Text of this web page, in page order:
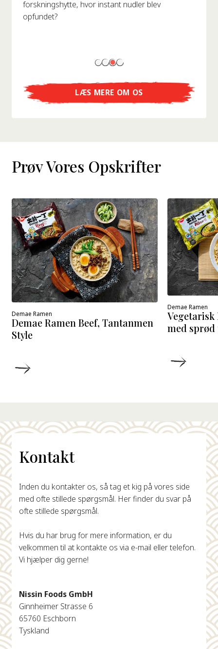
forskningshytte, hvor instant nudler blev
opfundet?
LÆS MERE OM OS
Prøv Vores Opskrifter
Demae Ramen
Demae Ramen Beef, Tantanmen
Style
Demae Ramen
Vegetarisk
med
Kontakt
Inden du kontakter os, så tag et kig på vores side
med ofte stillede spørgsmål. Her finder du svar på
ofte stillede spørgsmål.
Hvis du har brug for mere information, er du
velkommen til at kontakte os via e-mail eller telefon.
Vi hjælper dig gerne!
Nissin Foods GmbH
Ginnheimer Strasse 6
65760 Eschborn
Tyskland